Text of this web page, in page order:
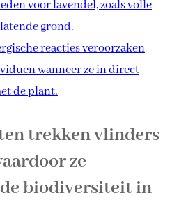
voor lavendel, zoals volle
grond.
reacties veroorzaken
wanneer ze in direct
de plant.
trekken vlinders
ze
biodiversiteit in